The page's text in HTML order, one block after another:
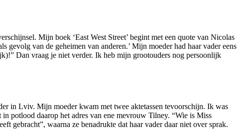
Mijn boek ‘East West Street’ begint met een quote van Nicolas
gevolg van de geheimen van anderen.’ Mijn moeder had haar vader eens
Dan vraag je niet verder. Ik heb mijn grootouders nog persoonlijk
in Lviv. Mijn moeder kwam met twee aktetassen tevoorschijn. Ik was
potlood daarop het adres van ene mevrouw Tilney. “Wie is Miss
gebracht”, waarna ze benadrukte dat haar vader daar niet over sprak.